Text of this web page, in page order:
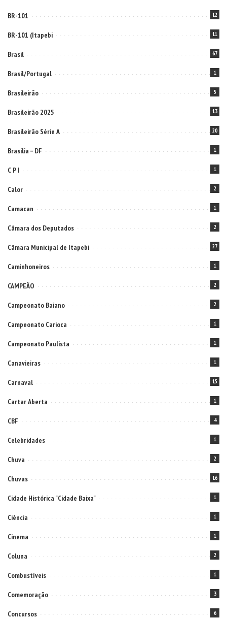
BR-101 12
BR-101 (Itapebi 11
Brasil 67
Brasil/Portugal 1
Brasileirão 5
Brasileirão 2025 13
Brasileirão Série A 20
Brasilia – DF 1
C P I 1
Calor 2
Camacan 1
Câmara dos Deputados 2
Câmara Municipal de Itapebi 27
Caminhoneiros 1
CAMPEÃO 2
Campeonato Baiano 2
Campeonato Carioca 1
Campeonato Paulista 1
Canavieiras 1
Carnaval 15
Cartar Aberta 1
CBF 4
Celebridades 1
Chuva 2
Chuvas 16
Cidade Histórica "Cidade Baixa" 1
Ciência 1
Cinema 1
Coluna 2
Combustíveis 1
Comemoração 3
Concursos 6